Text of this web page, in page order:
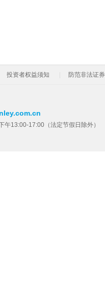
投资者权益须知 防范非法证
13:00-17:00（法定节假日除外）